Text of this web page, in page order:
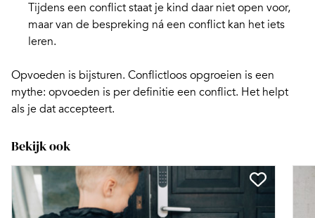
Tijdens een conflict staat je kind daar niet open voor,
maar van de bespreking ná een conflict kan het iets
leren.
Opvoeden is bijsturen. Conflictloos opgroeien is een
mythe: opvoeden is per definitie een conflict. Het helpt
als je dat accepteert.
Bekijk ook